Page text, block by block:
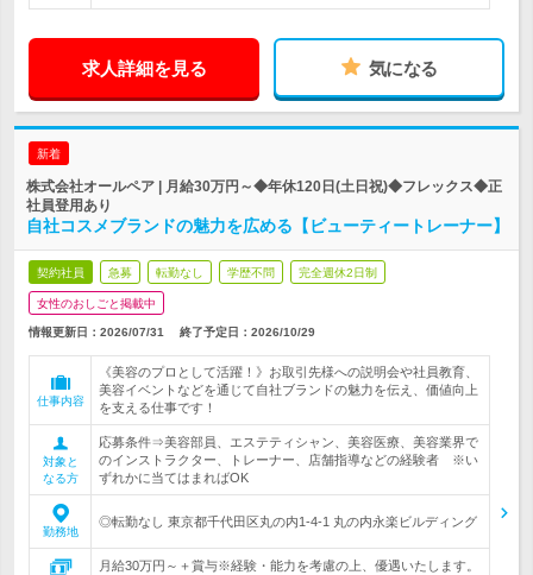
求人詳細を見る 気になる
新着
株式会社オールペア | 月給30万円～◆年休120日(土日祝)◆フレックス◆正
社員登用あり
自社コスメブランドの魅力を広める【ビューティートレーナー】
契約社員 急募 転勤なし 学歴不問 完全週休2日制
女性のおしごと掲載中
情報更新日：2026/07/31 終了予定日： 2026/10/29
仕事内容
《美容のプロとして活躍！》お取引先様への説明会や社員教育、
美容イベントなどを通じて自社ブランドの魅力を伝え、価値向上
を支える仕事です！
対象と
なる方
応募条件⇒美容部員、エステティシャン、美容医療、美容業界で
のインストラクター、トレーナー、店舗指導などの経験者 ※い
ずれかに当てはまればOK
勤務地
◎転勤なし 東京都千代田区丸の内1-4-1 丸の内永楽ビルディング
月給30万円～＋賞与※経験・能力を考慮の上、優遇いたします。